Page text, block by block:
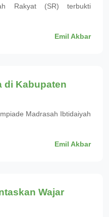
Rakyat (SR) terbukti
Emil Akbar
di Kabupaten
Madrasah Ibtidaiyah
Emil Akbar
Wajar